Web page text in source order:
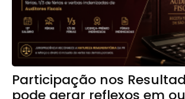
Participação nos
pode gerar reflexos em